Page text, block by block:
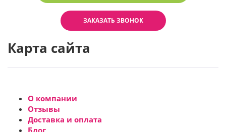
ЗАКАЗАТЬ ЗВОНОК
Карта сайта
О компании
Отзывы
Доставка и оплата
Блог